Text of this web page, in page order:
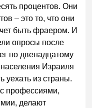
процентов. Они
– это то, что они
быть фраером. И
опросы после
по двенадцатому
населения Израиля
уехать из страны.
профессиями,
делают